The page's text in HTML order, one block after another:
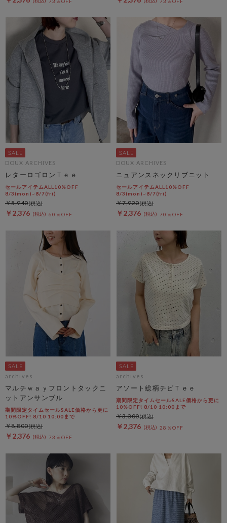
DOUX ARCHIVES
レターロゴロンＴｅｅ
セールアイテムALL10%OFF
8/3(mon)~8/7(fri)
￥2,376 60％OFF
￥5,940
DOUX ARCHIVES
ニュアンスネックリブニット
セールアイテムALL10%OFF
8/3(mon)~8/7(fri)
￥2,376 70％OFF
￥7,920
archives
マルチｗａｙフロントタックニ
ットアンサンブル
期間限定タイムセールSALE価格から更に
10%OFF! 8/10 10:00まで
￥2,376 73％OFF
￥8,800
archives
アソート総柄チビＴｅｅ
期間限定タイムセールSALE価格から更に
10%OFF! 8/10 10:00まで
￥2,376 28％OFF
￥3,300